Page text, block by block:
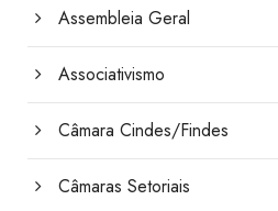
Assembleia Geral
Associativismo
Câmara Cindes/Findes
Câmaras Setoriais